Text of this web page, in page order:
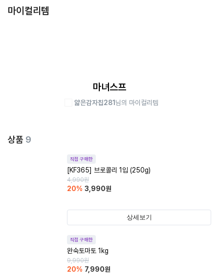
마이컬리템
마녀스프
얇은감자칩281 님의 마이컬리템
상품 9
직접 구매한
[KF365] 브로콜리 1입 (250g)
4,990원
20% 3,990원
상세보기
직접 구매한
완숙토마토 1kg
9,990원
20% 7,990원